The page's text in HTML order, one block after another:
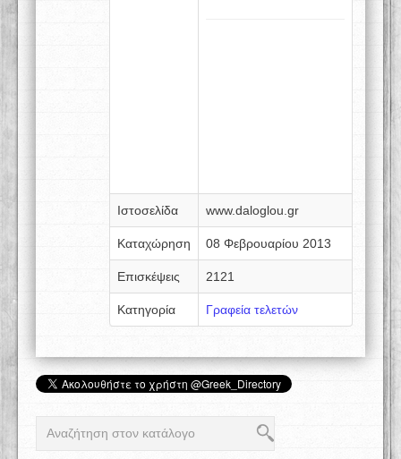
Ιστοσελίδα www.daloglou.gr
Καταχώρηση 08 Φεβρουαρίου 2013
Επισκέψεις 2121
Κατηγορία Γραφεία τελετών